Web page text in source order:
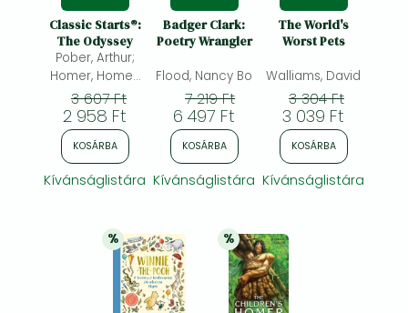
Classic Starts®:
The Odyssey
Pober, Arthur;
Homer, Homer;
Zamorsky, Tania
3 607 Ft
2 958 Ft
KOSÁRBA
Kívánságlistára
Badger Clark:
Poetry Wrangler
Flood, Nancy Bo
7 219 Ft
6 497 Ft
KOSÁRBA
Kívánságlistára
The World's
Worst Pets
Walliams, David
3 304 Ft
3 039 Ft
KOSÁRBA
Kívánságlistára
25%
% kedvezmény 20%
% kedvezmény